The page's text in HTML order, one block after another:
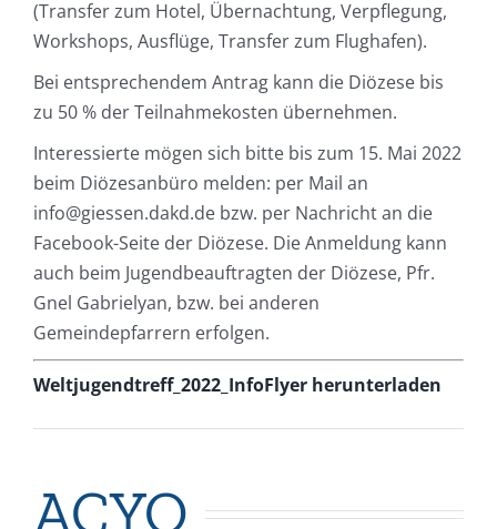
(Transfer zum Hotel, Übernachtung, Verpflegung,
Workshops, Ausflüge, Transfer zum Flughafen).
Bei entsprechendem Antrag kann die Diözese bis
zu 50 % der Teilnahmekosten übernehmen.
Interessierte mögen sich bitte bis zum 15. Mai 2022
beim Diözesanbüro melden: per Mail an
info@giessen.dakd.de bzw. per Nachricht an die
Facebook-Seite der Diözese. Die Anmeldung kann
auch beim Jugendbeauftragten der Diözese, Pfr.
Gnel Gabrielyan, bzw. bei anderen
Gemeindepfarrern erfolgen.
Weltjugendtreff_2022_InfoFlyer herunterladen
ACYO